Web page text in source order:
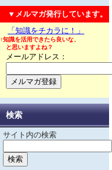
▼メルマガ発行しています。
「知識をチカラに！」
↑知識を活用できたら良いな、
と思いますよね？
メールアドレス：
検索
サイト内の検索